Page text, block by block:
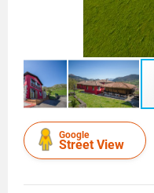
Google
Street View